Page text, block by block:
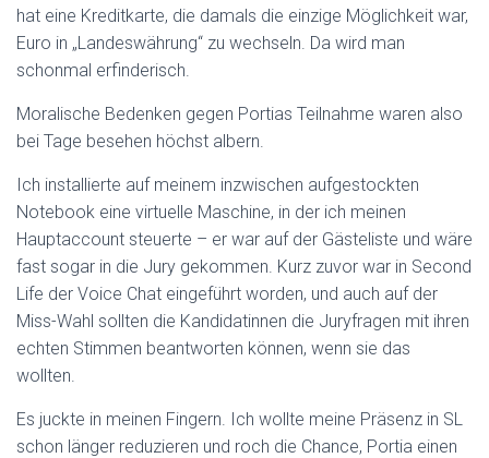
hat eine Kreditkarte, die damals die einzige Möglichkeit war,
Euro in „Landeswährung“ zu wechseln. Da wird man
schonmal erfinderisch.
Moralische Bedenken gegen Portias Teilnahme waren also
bei Tage besehen höchst albern.
Ich installierte auf meinem inzwischen aufgestockten
Notebook eine virtuelle Maschine, in der ich meinen
Hauptaccount steuerte – er war auf der Gästeliste und wäre
fast sogar in die Jury gekommen. Kurz zuvor war in Second
Life der Voice Chat eingeführt worden, und auch auf der
Miss-Wahl sollten die Kandidatinnen die Juryfragen mit ihren
echten Stimmen beantworten können, wenn sie das
wollten.
Es juckte in meinen Fingern. Ich wollte meine Präsenz in SL
schon länger reduzieren und roch die Chance, Portia einen